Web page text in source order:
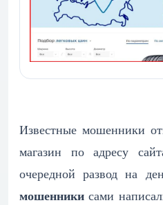
Известные мошенники
магазин по адресу
очередной развод на
мошенникисами